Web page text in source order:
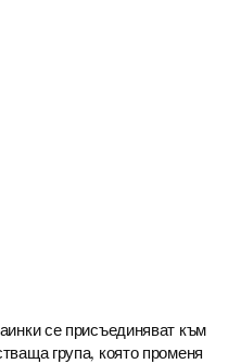
се присъединяват към
група, която променя